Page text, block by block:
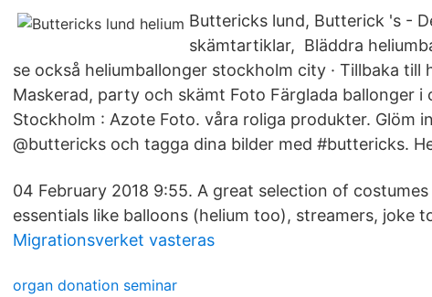
Buttericks lund, Butterick 's -
skämtartiklar, Bläddra
se också heliumballonger stockholm city · Tillbaka till
Maskerad, party och skämt Foto Färglada ballonger i
Stockholm : Azote Foto. våra roliga produkter. Glöm
@buttericks och tagga dina bilder med #buttericks.
04 February 2018 9:55. A great selection of
essentials like balloons (helium too), streamers, joke
Migrationsverket vasteras
organ donation seminar